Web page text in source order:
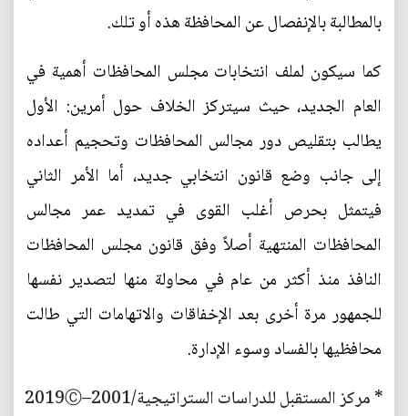
بالمطالبة بالإنفصال عن المحافظة هذه أو تلك.
كما سيكون لملف انتخابات مجلس المحافظات أهمية في
العام الجديد، حيث سيتركز الخلاف حول أمرين: الأول
يطالب بتقليص دور مجالس المحافظات وتحجيم أعداده
إلى جانب وضع قانون انتخابي جديد، أما الأمر الثاني
فيتمثل بحرص أغلب القوى في تمديد عمر مجالس
المحافظات المنتهية أصلاً وفق قانون مجلس المحافظات
النافذ منذ أكثر من عام في محاولة منها لتصدير نفسها
للجمهور مرة أخرى بعد الإخفاقات والاتهامات التي طالت
محافظيها بالفساد وسوء الإدارة.
* مركز المستقبل للدراسات الستراتيجية/2001–2019Ⓒ